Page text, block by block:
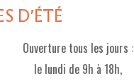
D'ÉTÉ
Ouverture tous les jours :
le lundi de 9h à 18h,